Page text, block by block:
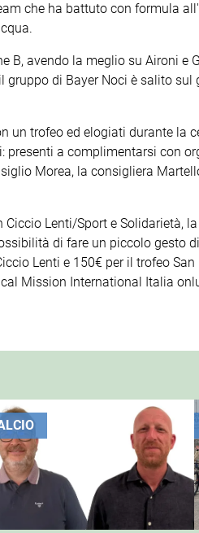
che ha battuto con formula
B, avendo la meglio su Aironi e
gruppo di Bayer Noci è salito
un trofeo ed elogiati durante la
presenti a complimentarsi con
Morea, la consigliera
Ciccio Lenti/Sport e Solidarietà,
di fare un piccolo gesto
Lenti e 150€ per il trofeo
Mission International Italia